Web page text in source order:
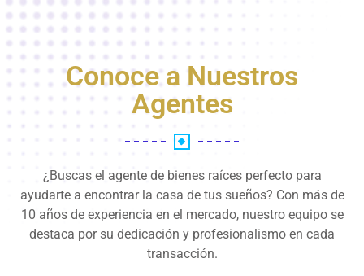
Conoce a Nuestros
Agentes
¿Buscas el agente de bienes raíces perfecto para
ayudarte a encontrar la casa de tus sueños? Con más de
10 años de experiencia en el mercado, nuestro equipo se
destaca por su dedicación y profesionalismo en cada
transacción.